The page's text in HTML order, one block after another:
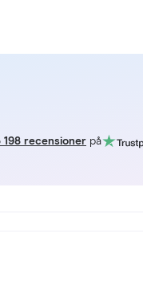
198 recensioner på